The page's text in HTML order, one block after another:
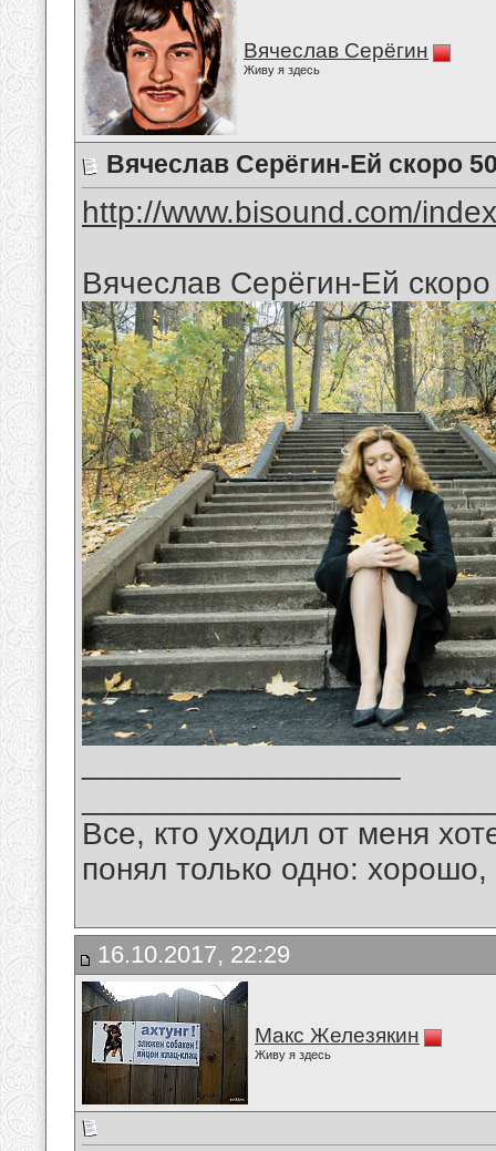
Вячеслав Серёгин
Живу я здесь
Вячеслав Серёгин-Ей скоро
http://www.bisound.com/
Вячеслав Серёгин-Ей
Все, кто уходил от меня
понял только одно:
16.10.2017, 22:29
Макс Железякин
Живу я здесь